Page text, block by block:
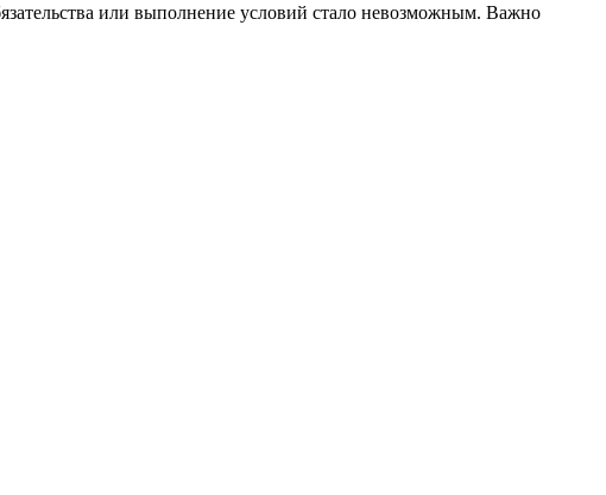
или выполнение условий стало невозможным. Важно